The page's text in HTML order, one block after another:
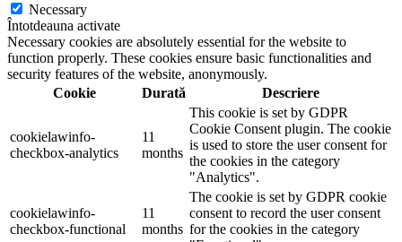
Necessary
Întotdeauna activate
Necessary cookies are absolutely essential for the website to
function properly. These cookies ensure basic functionalities and
security features of the website, anonymously.
Cookie
Durată Descriere
cookielawinfo-
checkbox-analytics
11
months
This cookie is set by GDPR
Cookie Consent plugin. The cookie
is used to store the user consent for
the cookies in the category
"Analytics".
cookielawinfo-
checkbox-functional
11
months
The cookie is set by GDPR cookie
consent to record the user consent
for the cookies in the category